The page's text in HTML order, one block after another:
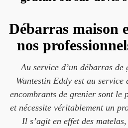
Débarras maison
nos
Au service d’un débarras de
Wantestin Eddy est au service
encombrants de grenier sont le
et nécessite véritablement un
Il s’agit en effet des